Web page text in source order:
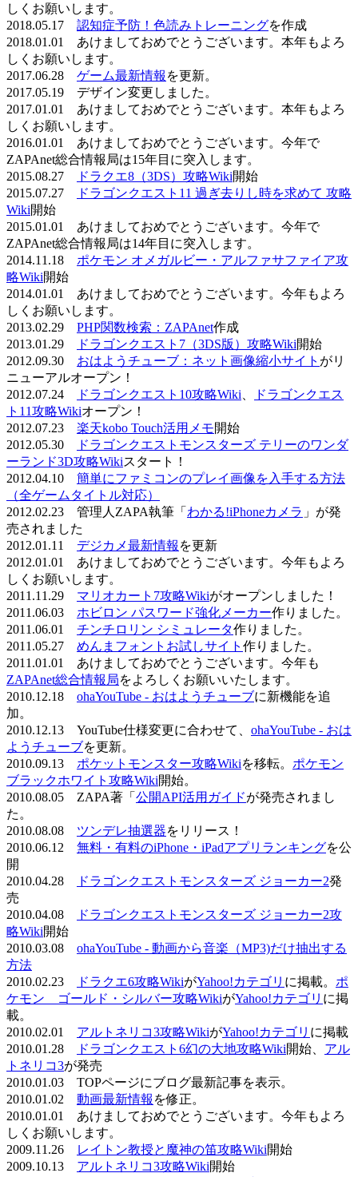
しくお願いします。
2018.05.17 認知症予防！色読みトレーニングを作成
2018.01.01 あけましておめでとうございます。本年もよろ
しくお願いします。
2017.06.28 ゲーム最新情報 を更新。
2017.05.19 デザイン変更しました。
2017.01.01 あけましておめでとうございます。本年もよろ
しくお願いします。
2016.01.01 あけましておめでとうございます。今年で
ZAPAnet総合情報局は15年目に突入します。
2015.08.27
ドラクエ8（3DS）攻略Wiki開始
2015.07.27
ドラゴンクエスト11 過ぎ去りし時を求めて 攻略
Wiki開始
2015.01.01 あけましておめでとうございます。今年で
ZAPAnet総合情報局は14年目に突入します。
2014.11.18 ポケモン オメガルビー・アルファサファイア攻
略Wiki開始
2014.01.01 あけましておめでとうございます。今年もよろ
しくお願いします。
2013.02.29 PHP関数検索：ZAPAnet作成
2013.01.29
ドラゴンクエスト7（3DS版）攻略Wiki開始
2012.09.30 おはようチューブ：ネット画像縮小サイト がリ
ニューアルオープン！
2012.07.24
ドラゴンクエスト10攻略Wiki
ドラゴンクエス
ト11攻略Wikiオープン！
2012.07.23 楽天kobo Touch活用メモ開始
2012.05.30
ドラゴンクエストモンスターズ テリーのワンダ
ーランド3D攻略Wikiスタート！
2012.04.10 簡単にファミコンのプレイ画像を入手する方法
（全ゲームタイトル対応）
2012.02.23 管理人ZAPA執筆「 わかる!iPhoneカメラ 」が発
売されました
2012.01.11 デジカメ最新情報 を更新
2012.01.01 あけましておめでとうございます。今年もよろ
しくお願いします。
2011.11.29 マリオカート7攻略Wikiがオープンしました！
2011.06.03 ホビロン パスワード強化メーカー作りました。
2011.06.01 チンチロリン シミュレータ作りました。
2011.05.27 めんまフォントお試しサイト 作りました。
2011.01.01 あけましておめでとうございます。今年も
ZAPAnet総合情報局をよろしくお願いいたします。
2010.12.18 ohaYouTube - おはようチューブに新機能を追
加。
2010.12.13 YouTube仕様変更に合わせて、 ohaYouTube - おは
ようチューブを更新。
2010.09.13 ポケットモンスター攻略Wikiを移転。 ポケモン
ブラックホワイト攻略Wiki開始。
2010.08.05 ZAPA著「 公開API活用ガイドが発売されまし
た。
2010.08.08 ツンデレ抽選器をリリース！
2010.06.12 無料・有料のiPhone・iPadアプリランキングを公
開
2010.04.28
ドラゴンクエストモンスターズ ジョーカー2発
売
2010.04.08
ドラゴンクエストモンスターズ ジョーカー2攻
略Wiki開始
2010.03.08 ohaYouTube - 動画から音楽（MP3)だけ抽出する
方法
2010.02.23
ドラクエ6攻略WikiがYahoo!カテゴリ に掲載。 ポ
ケモン ゴールド・シルバー攻略WikiがYahoo!カテゴリ に掲
載。
2010.02.01 アルトネリコ3攻略WikiがYahoo!カテゴリ に掲載
2010.01.28
ドラゴンクエスト6幻の大地攻略Wiki開始、 アル
トネリコ3が発売
2010.01.03 TOPページにブログ最新記事を表示。
2010.01.02 動画最新情報 を修正。
2010.01.01 あけましておめでとうございます。今年もよろ
しくお願いします。
2009.11.26
レイトン教授と魔神の笛攻略Wiki開始
2009.10.13 アルトネリコ3攻略Wiki開始